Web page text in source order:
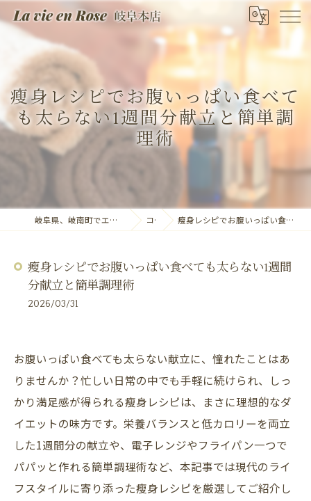
瘦身レシピでお腹いっぱい食べて
も太らない1週間分献立と簡単調
理術
岐阜県、岐南町でエステならLa vie en Rose 岐阜本店 コラム 瘦身レシピでお腹いっぱい食べても太らない1週間分献立と簡単調理術
瘦身レシピでお腹いっぱい食べても太らない1週間
分献立と簡単調理術
2026/03/31
お腹いっぱい食べても太らない献立に、憧れたことはあ
りませんか？忙しい日常の中でも手軽に続けられ、しっ
かり満足感が得られる瘦身レシピは、まさに理想的なダ
イエットの味方です。栄養バランスと低カロリーを両立
した1週間分の献立や、電子レンジやフライパン一つで
パパッと作れる簡単調理術など、本記事では現代のライ
フスタイルに寄り添った瘦身レシピを厳選してご紹介し